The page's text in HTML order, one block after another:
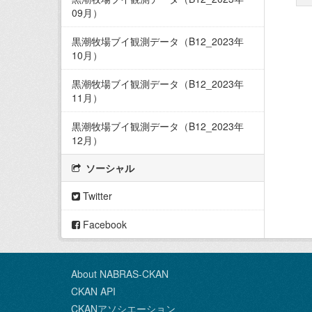
09月）
黒潮牧場ブイ観測データ（B12_2023年
10月）
黒潮牧場ブイ観測データ（B12_2023年
11月）
黒潮牧場ブイ観測データ（B12_2023年
12月）
ソーシャル
Twitter
Facebook
About NABRAS-CKAN
CKAN API
CKANアソシエーション